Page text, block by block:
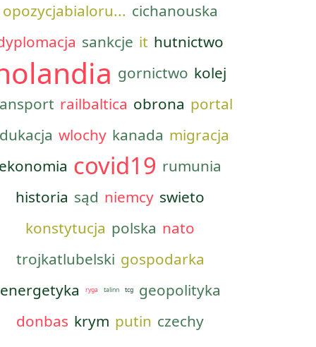
opozycjabialoru... cichanouska
sankcje it hutnictwo
gornictwo kolej
railbaltica obrona portal
wlochy kanada migracja
covid19 rumunia
historia sąd niemcy swieto
konstytucja polska nato
trojkatlubelski gospodarka
energetyka
ryga talinn tcg
geopolityka
donbas krym putin czechy